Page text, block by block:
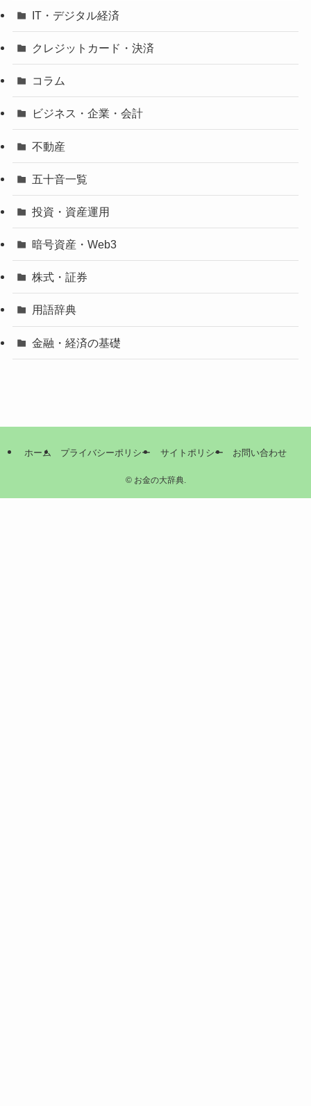
IT・デジタル経済
クレジットカード・決済
コラム
ビジネス・企業・会計
不動産
五十音一覧
投資・資産運用
暗号資産・Web3
株式・証券
用語辞典
金融・経済の基礎
ホーム プライバシーポリシー サイトポリシー お問い合わせ
©お金の大辞典.